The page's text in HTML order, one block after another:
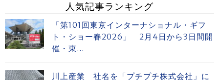
人気記事ランキング
「第101回東京インターナショナル・ギフ
ト・ショー春2026」 2月4日から3日間開
催・東...
川上産業 社名を「プチプチ株式会社」に